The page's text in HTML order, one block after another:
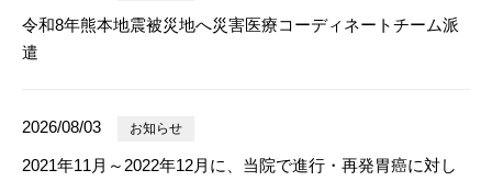
令和8年熊本地震被災地へ災害医療コーディネートチーム派
遣
2026/08/03 お知らせ
2021年11月～2022年12月に、当院で進行・再発胃癌に対し